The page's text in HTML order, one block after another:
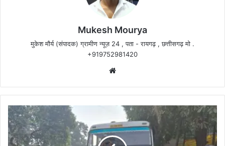
Mukesh Mourya
मुकेश मौर्य (संपादक) ग्रामीण न्यूज़ 24 , पता - रायगढ़ , छत्तीसगढ़ मो .
+919752981420
छाल
थाना
से
सटे